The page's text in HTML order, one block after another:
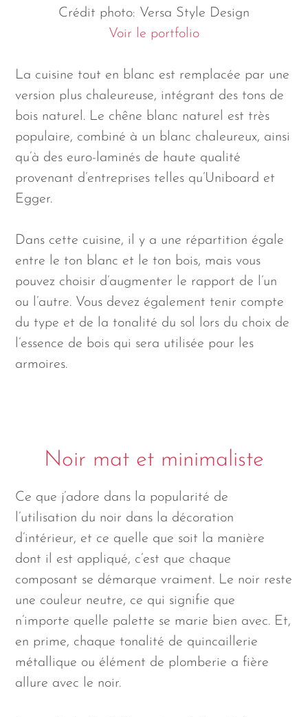
Crédit photo: Versa Style Design
Voir le portfolio
La cuisine tout en blanc est remplacée par une
version plus chaleureuse, intégrant des tons de
bois naturel. Le chêne blanc naturel est très
populaire, combiné à un blanc chaleureux, ainsi
qu’à des euro-laminés de haute qualité
provenant d’entreprises telles qu’Uniboard et
Egger.
Dans cette cuisine, il y a une répartition égale
entre le ton blanc et le ton bois, mais vous
pouvez choisir d’augmenter le rapport de l’un
ou l’autre. Vous devez également tenir compte
du type et de la tonalité du sol lors du choix de
l’essence de bois qui sera utilisée pour les
armoires.
Noir mat et minimaliste
Ce que j’adore dans la popularité de
l’utilisation du noir dans la décoration
d’intérieur, et ce quelle que soit la manière
dont il est appliqué, c’est que chaque
composant se démarque vraiment. Le noir reste
une couleur neutre, ce qui signifie que
n’importe quelle palette se marie bien avec. Et,
en prime, chaque tonalité de quincaillerie
métallique ou élément de plomberie a fière
allure avec le noir.